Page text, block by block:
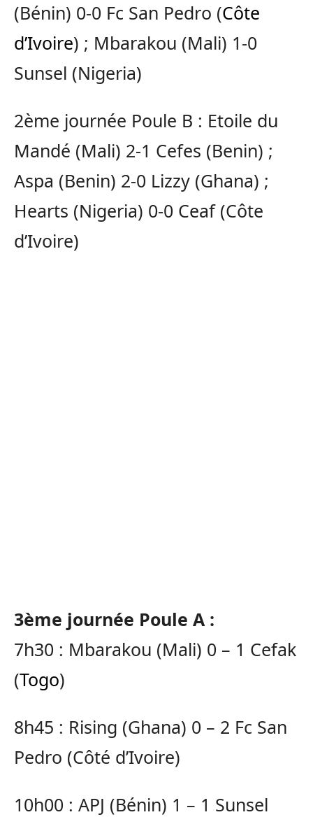
(Bénin) 0-0 Fc San Pedro (Côte
d’Ivoire) ; Mbarakou (Mali) 1-0
Sunsel (Nigeria)
2ème journée Poule B : Etoile du
Mandé (Mali) 2-1 Cefes (Benin) ;
Aspa (Benin) 2-0 Lizzy (Ghana) ;
Hearts (Nigeria) 0-0 Ceaf (Côte
d’Ivoire)
3ème journée Poule A :
7h30 : Mbarakou (Mali) 0 – 1 Cefak
(Togo)
8h45 : Rising (Ghana) 0 – 2 Fc San
Pedro (Côté d’Ivoire)
10h00 : APJ (Bénin) 1 – 1 Sunsel